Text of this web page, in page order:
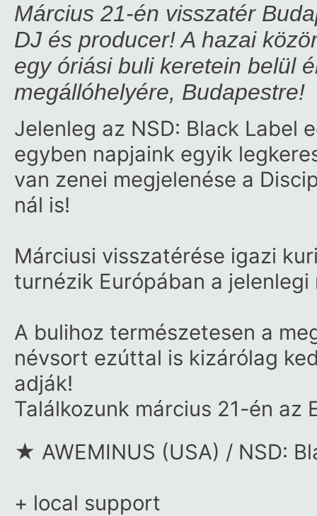
Március 21-én visszatér
DJ és producer! A hazai
egy óriási buli keretein belül
megállóhelyére, Budapestre!
Jelenleg az NSD: Black Label
egyben napjaink egyik
van zenei megjelenése a
nál is!
Márciusi visszatérése igazi
turnézik Európában a
A bulihoz természetesen a
névsort ezúttal is kizárólag
adják!
Találkozunk március 21-én az
★ AWEMINUS (USA) / NSD:
+ local support